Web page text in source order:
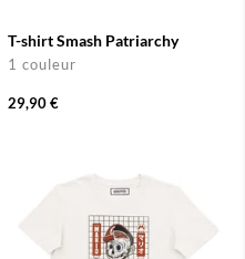
T-shirt Smash Patriarchy
1 couleur
29,90 €